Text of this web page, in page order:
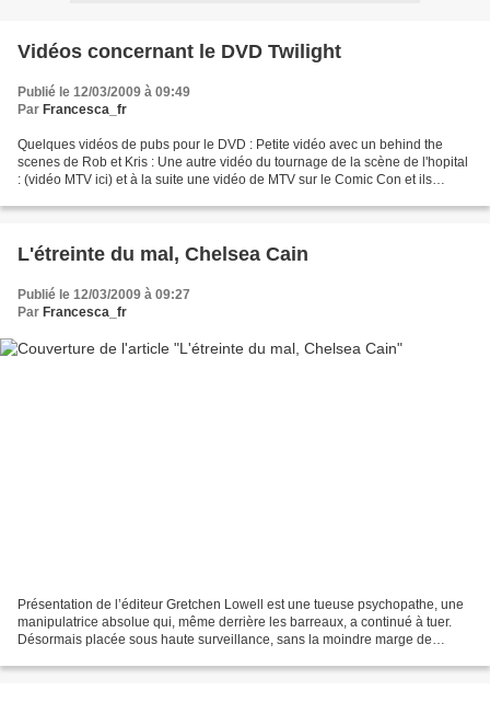
Vidéos concernant le DVD Twilight
Publié le 12/03/2009 à 09:49
Par Francesca_fr
Quelques vidéos de pubs pour le DVD : Petite vidéo avec un behind the
scenes de Rob et Kris : Une autre vidéo du tournage de la scène de l'hopital
: (vidéo MTV ici) et à la suite une vidéo de MTV sur le Comic Con et ils
L'étreinte du mal, Chelsea Cain
Publié le 12/03/2009 à 09:27
Par Francesca_fr
Présentation de l’éditeur Gretchen Lowell est une tueuse psychopathe, une
manipulatrice absolue qui, même derrière les barreaux, a continué à tuer.
Désormais placée sous haute surveillance, sans la moindre marge de